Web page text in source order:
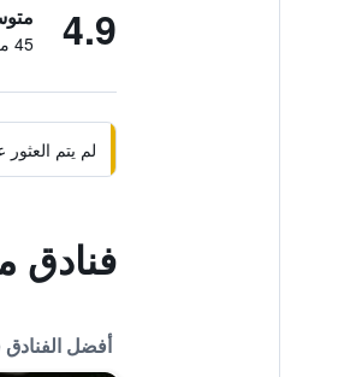
4.9 45 من التقييمات تم التحقق منها
لم يتم
فنادق
أفضل الفنادق